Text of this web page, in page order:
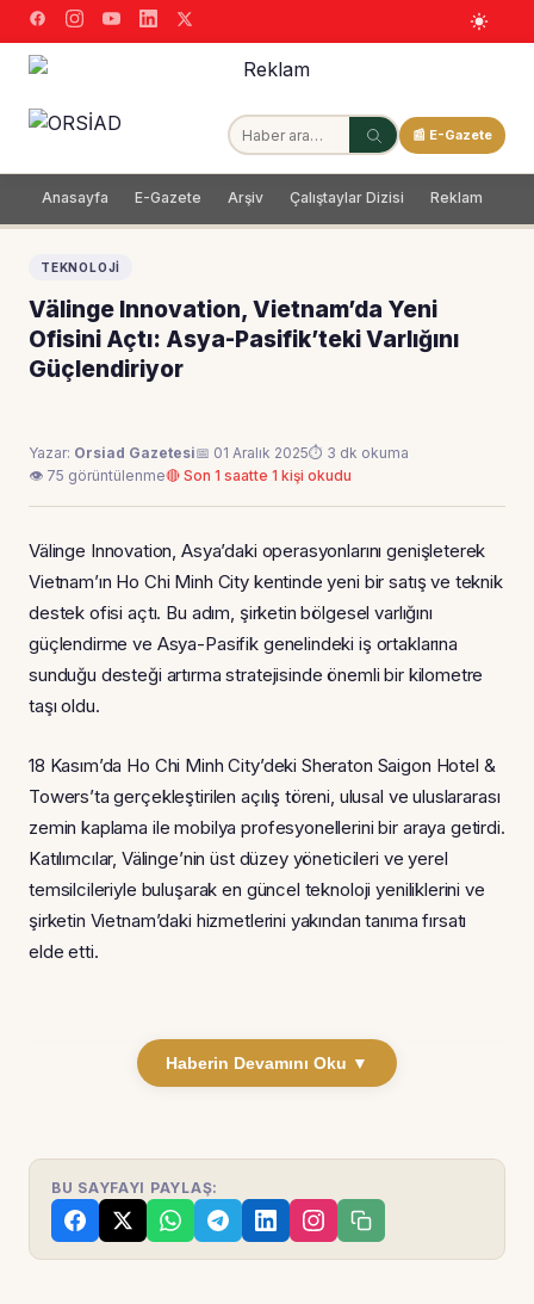
📰 E-Gazete
Anasayfa E-Gazete Arşiv Çalıştaylar Dizisi Reklam
TEKNOLOJI
Välinge Innovation, Vietnam’da Yeni
Ofisini Açtı: Asya-Pasifik’teki Varlığını
Güçlendiriyor
Yazar: Orsiad Gazetesi📅 01 Aralık 2025⏱ 3 dk okuma
👁 75 görüntülenme🔴 Son 1 saatte 1 kişi okudu
Välinge Innovation, Asya’daki operasyonlarını genişleterek
Vietnam’ın Ho Chi Minh City kentinde yeni bir satış ve teknik
destek ofisi açtı. Bu adım, şirketin bölgesel varlığını
güçlendirme ve Asya-Pasifik genelindeki iş ortaklarına
sunduğu desteği artırma stratejisinde önemli bir kilometre
taşı oldu.
18 Kasım’da Ho Chi Minh City’deki Sheraton Saigon Hotel &
Towers’ta gerçekleştirilen açılış töreni, ulusal ve uluslararası
zemin kaplama ile mobilya profesyonellerini bir araya getirdi.
Katılımcılar, Välinge’nin üst düzey yöneticileri ve yerel
temsilcileriyle buluşarak en güncel teknoloji yeniliklerini ve
şirketin Vietnam’daki hizmetlerini yakından tanıma fırsatı
elde etti.
Haberin Devamını Oku ▼
BU SAYFAYI PAYLAŞ: